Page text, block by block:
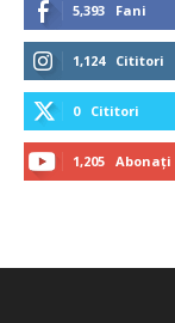
5,393 Fani
1,124 Cititori
0 Cititori
1,205 Abonați